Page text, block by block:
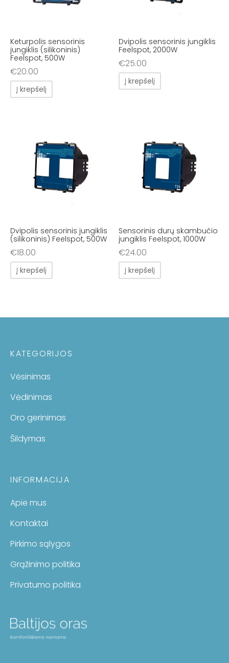
Keturpolis sensorinis
jungiklis (silikoninis)
Feelspot, 500W
€20.00
Į krepšelį
Dvipolis sensorinis jungiklis
Feelspot, 2000W
€25.00
Į krepšelį
Dvipolis sensorinis jungiklis
(silikoninis) Feelspot, 500W
€18.00
Į krepšelį
Sensorinis durų skambučio
jungiklis Feelspot, 1000W
€24.00
Į krepšelį
KATEGORIJOS
Vėsinimas
Vėdinimas
Oro gerinimas
Šildymas
INFORMACIJA
Apie mus
Kontaktai
Pirkimo sąlygos
Grąžinimo politika
Privatumo politika